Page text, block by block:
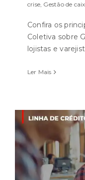
crise, Gestão de
Confira os
Coletiva sobre
lojistas e
Ler Mais